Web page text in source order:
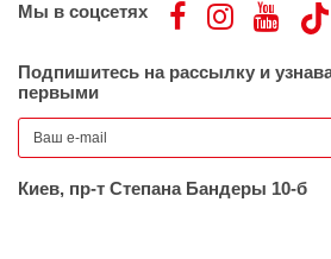
Мы в соцсетях
Подпишитесь на рассылку и
первыми
Киев, пр-т Степана Бандеры 10-б